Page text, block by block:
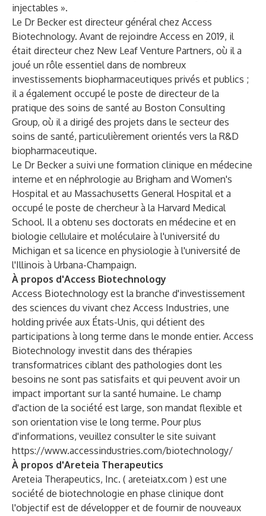
injectables ».
Le Dr Becker est directeur général chez Access
Biotechnology. Avant de rejoindre Access en 2019, il
était directeur chez New Leaf Venture Partners, où il a
joué un rôle essentiel dans de nombreux
investissements biopharmaceutiques privés et publics ;
il a également occupé le poste de directeur de la
pratique des soins de santé au Boston Consulting
Group, où il a dirigé des projets dans le secteur des
soins de santé, particulièrement orientés vers la R&D
biopharmaceutique.
Le Dr Becker a suivi une formation clinique en médecine
interne et en néphrologie au Brigham and Women's
Hospital et au Massachusetts General Hospital et a
occupé le poste de chercheur à la Harvard Medical
School. Il a obtenu ses doctorats en médecine et en
biologie cellulaire et moléculaire à l'université du
Michigan et sa licence en physiologie à l'université de
l'Illinois à Urbana-Champaign.
À propos d'Access Biotechnology
Access Biotechnology est la branche d'investissement
des sciences du vivant chez Access Industries, une
holding privée aux États-Unis, qui détient des
participations à long terme dans le monde entier. Access
Biotechnology investit dans des thérapies
transformatrices ciblant des pathologies dont les
besoins ne sont pas satisfaits et qui peuvent avoir un
impact important sur la santé humaine. Le champ
d'action de la société est large, son mandat flexible et
son orientation vise le long terme. Pour plus
d'informations, veuillez consulter le site suivant
https://www.accessindustries.com/biotechnology/
À propos d'Areteia Therapeutics
Areteia Therapeutics, Inc. ( areteiatx.com ) est une
société de biotechnologie en phase clinique dont
l'objectif est de développer et de fournir de nouveaux